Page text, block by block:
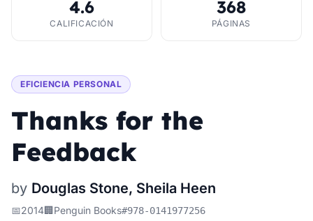
4.6
CALIFICACIÓN
368
PÁGINAS
EFICIENCIA PERSONAL
Thanks for the
Feedback
by Douglas Stone, Sheila Heen
📅2014🏢Penguin Books#978-0141977256